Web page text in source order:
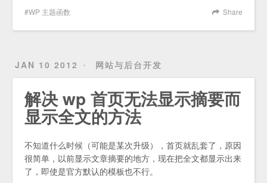
Share
WP 主题函数
JAN 10 2012 网站与后台开发
解决 wp 首页无法显示摘要而
显示全文的方法
不知道什么时候（可能是某次升级），首页就乱套了，原因
很简单，以前显示文章摘要的地方，现在把全文都显示出来
了，即使是官方默认的模板也不行。